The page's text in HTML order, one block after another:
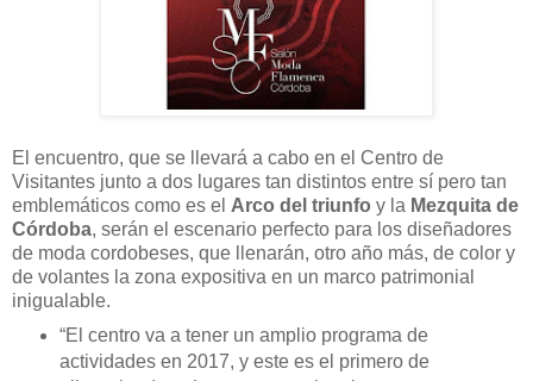
El encuentro, que se llevará a cabo en el Centro de
Visitantes junto a dos lugares tan distintos entre sí pero tan
emblemáticos como es el Arco del triunfo y la Mezquita de
Córdoba, serán el escenario perfecto para los diseñadores
de moda cordobeses, que llenarán, otro año más, de color y
de volantes la zona expositiva en un marco patrimonial
inigualable.
“El centro va a tener un amplio programa de
actividades en 2017, y este es el primero de